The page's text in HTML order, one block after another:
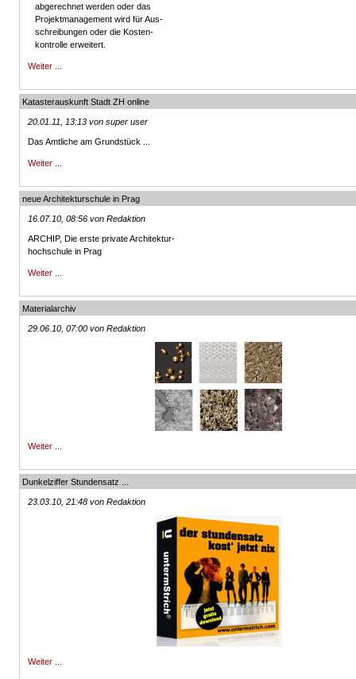
abgerechnet werden oder das
Projektmanagement wird für Aus-
schreibungen oder die Kosten-
kontrolle erweitert.
Weiter ...
Katasterauskunft Stadt ZH online
20.01.11, 13:13 von super user
Das Amtliche am Grundstück ...
Weiter ...
neue Architekturschule in Prag
16.07.10, 08:56 von Redaktion
ARCHIP, Die erste private Architektur-
hochschule in Prag
Weiter ...
Materialarchiv
29.06.10, 07:00 von Redaktion
Weiter ...
Dunkelziffer Stundensatz ...
23.03.10, 21:48 von Redaktion
Weiter ...